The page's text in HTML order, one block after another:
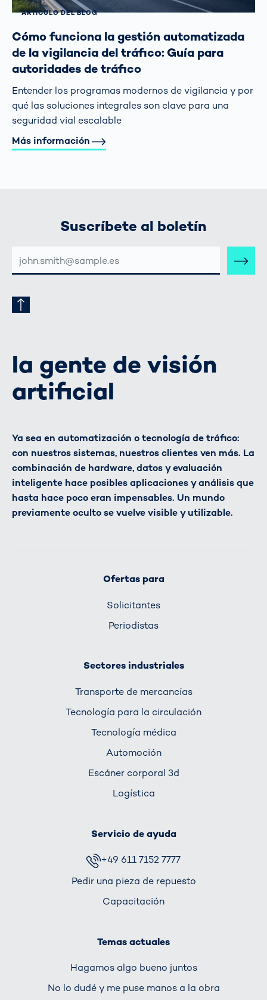
ARTÍCULO DEL BLOG
Cómo funciona la gestión automatizada
de la vigilancia del tráfico: Guía para
autoridades de tráfico
Entender los programas modernos de vigilancia y por
qué las soluciones integrales son clave para una
seguridad vial escalable
Más información
Suscríbete al boletín
CORREO
la gente de visión
artificial
Ya sea en automatización o tecnología de tráfico:
con nuestros sistemas, nuestros clientes ven más. La
combinación de hardware, datos y evaluación
inteligente hace posibles aplicaciones y análisis que
hasta hace poco eran impensables. Un mundo
previamente oculto se vuelve visible y utilizable.
Ofertas para
Solicitantes
Periodistas
Sectores industriales
Transporte de mercancías
Tecnología para la circulación
Tecnología médica
Automoción
Escáner corporal 3d
Logística
Servicio de ayuda
+49 611 7152 7777
Pedir una pieza de repuesto
Capacitación
Temas actuales
Hagamos algo bueno juntos
No lo dudé y me puse manos a la obra